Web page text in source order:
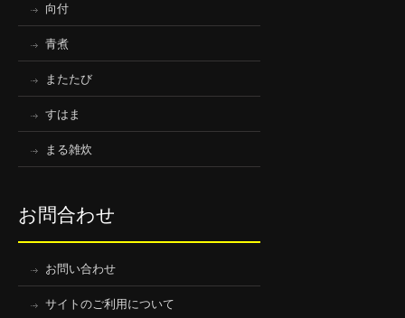
向付
青煮
またたび
すはま
まる雑炊
お問合わせ
お問い合わせ
サイトのご利用について